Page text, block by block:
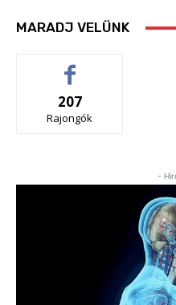
MARADJ VELÜNK
207
Rajongók
-